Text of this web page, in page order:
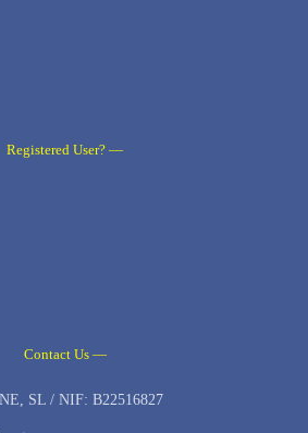
Registered User? —
Contact Us —
SL / NIF: B22516827